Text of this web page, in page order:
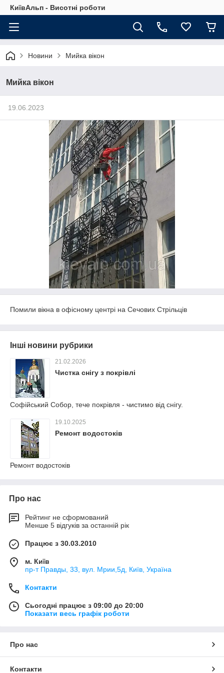
КиївАльп - Висотні роботи
Новини Мийка вікон
Мийка вікон
19.06.2023
Помили вікна в офісному центрі на Сечових Стрільців
Інші новини рубрики
21.02.2026
Чистка снігу з покрівлі
Софійський Собор, тече покрівля - чистимо від снігу.
19.10.2025
Ремонт водостоків
Ремонт водостоків
Про нас
Рейтинг не сформований
Менше 5 відгуків за останній рік
Працює з 30.03.2010
м. Київ
пр-т Правды, 33, вул. Мрии,5д, Київ, Україна
Контакти
Сьогодні працює з 09:00 до 20:00
Показати весь графік роботи
Про нас
Контакти